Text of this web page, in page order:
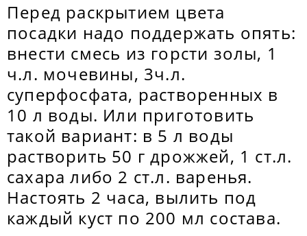
Перед раскрытием цвета
посадки надо поддержать опять:
внести смесь из горсти золы, 1
ч.л. мочевины, 3ч.л.
суперфосфата, растворенных в
10 л воды. Или приготовить
такой вариант: в 5 л воды
растворить 50 г дрожжей, 1 ст.л.
сахара либо 2 ст.л. варенья.
Настоять 2 часа, вылить под
каждый куст по 200 мл состава.